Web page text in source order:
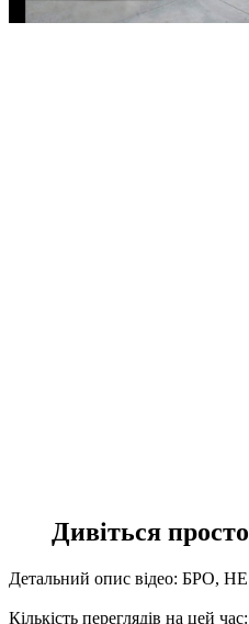
Дивіться
Детальний опис відео:
Кількість переглядів на цей